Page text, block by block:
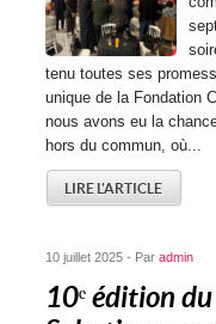
tenu toutes ses
unique de la Fondation
nous avons eu la
hors du commun, où...
LIRE L'ARTICLE
10 juillet 2025 - Paradmin
10ᵉ édition